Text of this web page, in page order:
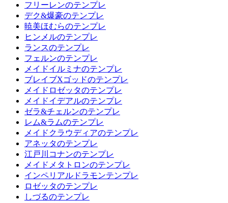
フリーレンのテンプレ
デク&爆豪のテンプレ
暁美ほむらのテンプレ
ヒンメルのテンプレ
ランスのテンプレ
フェルンのテンプレ
メイドイルミナのテンプレ
ブレイブXゴッドのテンプレ
メイドロゼッタのテンプレ
メイドイデアルのテンプレ
ゼラ&チェルンのテンプレ
レム&ラムのテンプレ
メイドクラウディアのテンプレ
アネッタのテンプレ
江戸川コナンのテンプレ
メイドメタトロンのテンプレ
インペリアルドラモンテンプレ
ロゼッタのテンプレ
しづるのテンプレ